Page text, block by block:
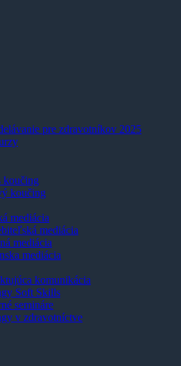
pre zdravotníkov 2025
koučing
koučing
mediácia
mediácia
mediácia
mediácia
komunikácia
Soft Skills
semináre
v zdravotníctve